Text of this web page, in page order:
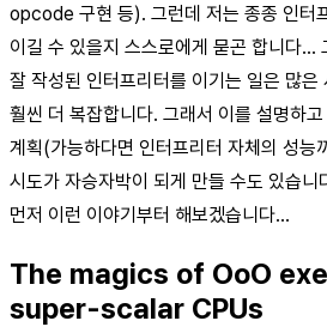
opcode 구현 등). 그런데 저는 종종 인터
이길 수 있을지 스스로에게 묻곤 합니다…
잘 작성된 인터프리터를 이기는 일은 많은
훨씬 더 복잡합니다. 그래서 이를 설명하
계획(가능하다면 인터프리터 자체의 성능
시도가 자승자박이 되게 만들 수도 있습니
먼저 이런 이야기부터 해보겠습니다…
The magics of OoO
super-scalar CPUs